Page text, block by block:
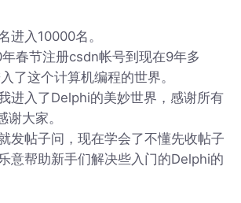
进入10000名。
春节注册csdn帐号到现在9年多
了这个计算机编程的世界。
进入了Delphi的美妙世界，感谢所有
谢大家。
发帖子问，现在学会了不懂先收帖子
意帮助新手们解决些入门的Delphi的